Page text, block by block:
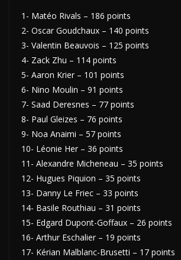
1- Matéo Rivals – 186 points
2- Oscar Goudchaux – 140 points
3- Valentin Beauvois – 125 points
4- Zack Zhu – 114 points
5- Aaron Krier – 101 points
6- Nino Moulin – 91 points
7- Saad Deresnes – 77 points
8- Paul Gleizes – 76 points
9- Noa Anaimi – 57 points
10- Léonie Her – 36 points
11- Alexandre Micheneau – 35 points
12- Hugues Piquion – 35 points
13- Danny Le Friec – 33 points
14- Basile Routhiau – 31 points
15- Edgard Dupont-Goffaux – 26 points
16- Arthur Eschalier – 19 points
17- Kérian Malblanc-Brusetti – 17 points